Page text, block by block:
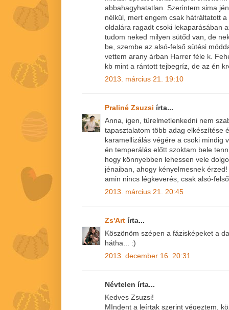
abbahagyhatatlan. Szerintem sima
nélkül, mert engem csak hátráltatott
oldalára ragadt csoki lekaparásában
tudom neked milyen sütőd van, de
be, szembe az alsó-felső sütési
vettem arany árban Harrer féle k.
kb mint a rántott tejbegríz, de az én
2013. március 21. 19:10
Praliné Zsuzsi írta...
Anna, igen, türelmetlenkedni nem
tapasztalatom több adag elkészítése
karamellizálás végére a csoki mindig
én temperálás előtt szoktam bele
hogy könnyebben lehessen vele
jénaiban, ahogy kényelmesnek
amin nincs légkeverés, csak alsó-
2013. március 21. 20:45
Zs'Art írta...
Köszönöm szépen a fázisképeket a
hátha... :)
2013. december 16. 20:31
Névtelen írta...
Kedves Zsuzsi!
MIndent a leírtak szerint végeztem,